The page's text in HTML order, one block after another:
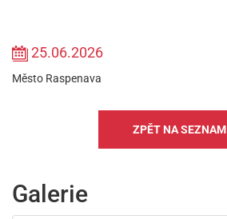
25.06.2026
Město Raspenava
ZPĚT NA SEZNAM
Galerie